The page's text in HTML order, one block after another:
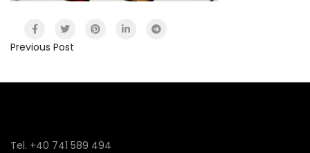
Previous Post
Tel. +40 741 589 494